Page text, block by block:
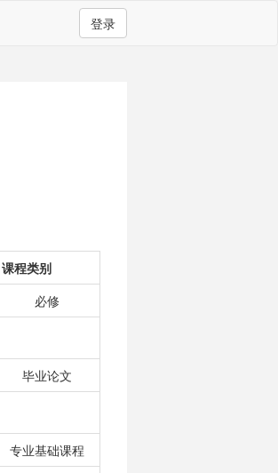
登录
课程类别
必修
毕业论文
专业基础课程